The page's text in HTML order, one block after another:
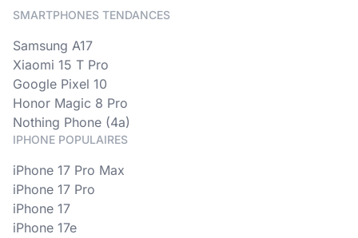
SMARTPHONES TENDANCES
Samsung A17
Xiaomi 15 T Pro
Google Pixel 10
Honor Magic 8 Pro
Nothing Phone (4a)
IPHONE POPULAIRES
iPhone 17 Pro Max
iPhone 17 Pro
iPhone 17
iPhone 17e